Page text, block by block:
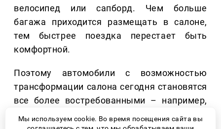
велосипед или сапборд. Чем больше
багажа приходится размещать в салоне,
тем быстрее поездка перестает быть
комфортной.
Поэтому автомобили с возможностью
трансформации салона сегодня становятся
все более востребованными – например,
минивэны. Когда третий ряд можно
Мы используем cookie. Во время посещения сайта вы